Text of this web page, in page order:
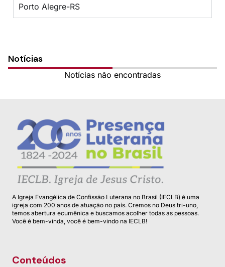
Porto Alegre-RS
Notícias
Notícias não encontradas
A Igreja Evangélica de Confissão Luterana no Brasil (IECLB) é uma
igreja com 200 anos de atuação no país. Cremos no Deus tri-uno,
temos abertura ecumênica e buscamos acolher todas as pessoas.
Você é bem-vinda, você é bem-vindo na IECLB!
Conteúdos